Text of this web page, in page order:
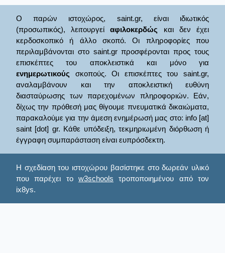
Ο παρών ιστοχώρος, saint.gr, είναι ιδιωτικός
(προσωπικός), λειτουργείαφιλοκερδώς και δεν έχει
κερδοσκοπικό ή άλλο σκοπό. Οι πληροφορίες που
περιλαμβάνονται στο saint.gr προσφέρονται προς τους
επισκέπτες του αποκλειστικά και μόνο για
ενημερωτικούς σκοπούς. Οι επισκέπτες του saint.gr,
αναλαμβάνουν και την αποκλειστική ευθύνη
διασταύρωσης των παρεχομένων πληροφοριών. Εάν,
δίχως την πρόθεσή μας θίγουμε πνευματικά δικαιώματα,
παρακαλούμε για την άμεση ενημέρωσή μας στο: info [at]
saint [dot] gr. Κάθε υπόδειξη, τεκμηριωμένη διόρθωση ή
έγγραφη συμπαράσταση είναι ευπρόσδεκτη.
Η σχεδίαση του ιστοχώρου βασίστηκε στο δωρεάν υλικό
που παρέχει το w3schools τροποποιημένου από τον
ix8ys.